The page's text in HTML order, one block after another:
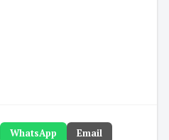
WhatsApp
Email